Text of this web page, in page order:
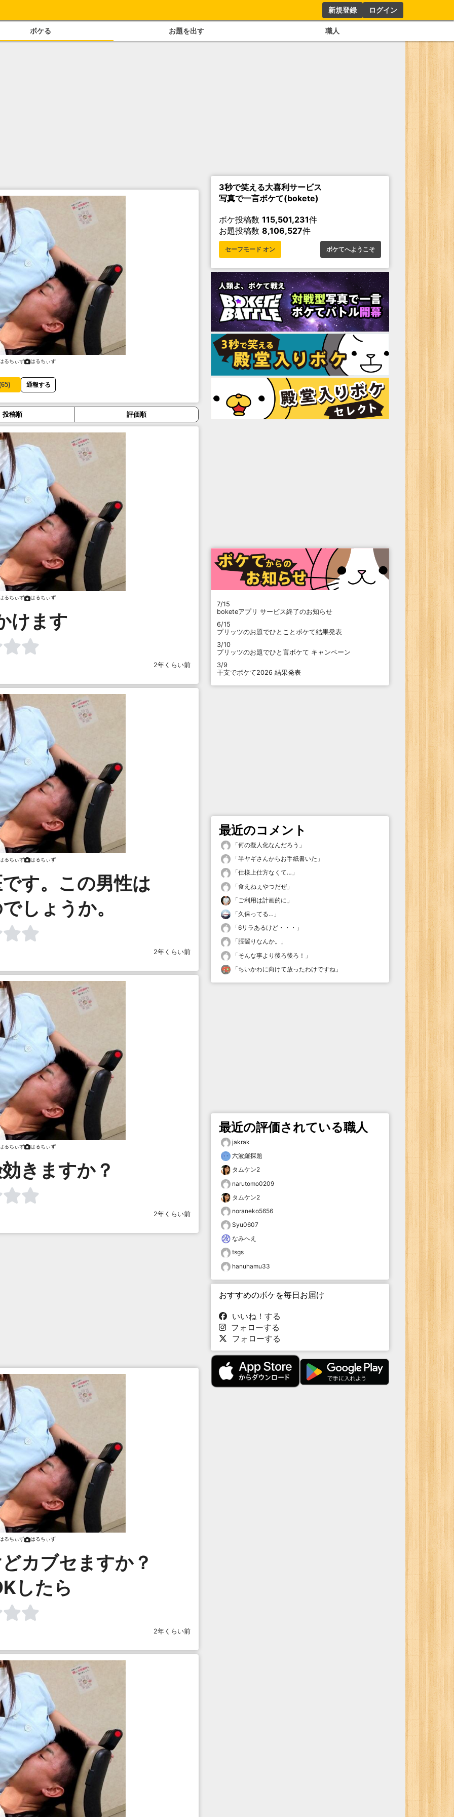
新規登録 ログイン
ボケる お題を出す 職人
るちぃず はるちぃず
65) 通報する
投稿順 評価順
るちぃず はるちぃず
けます
2年くらい前
るちぃず はるちぃず
す。この男性は
しょうか。
2年くらい前
るちぃず はるちぃず
きますか？
2年くらい前
るちぃず はるちぃず
カブセますか？
したら
2年くらい前
3秒で笑える大喜利サービス
写真で一言ボケて(bokete)
ボケ投稿数 115,501,231件
お題投稿数 8,106,527件
セーフモード オン ボケてへようこそ
7/15
boketeアプリ サービス終了のお知らせ
6/15
プリッツのお題でひとことボケて結果発表
3/10
プリッツのお題でひと言ボケて キャンペーン
3/9
干支でボケて2026 結果発表
最近のコメント
「何の擬人化なんだろう 」
「半ヤギさんからお手紙書いた 」
「仕様上仕方なくて… 」
「食えねぇやつだぜ」
「 ご利用は計画的に 」
「久保ってる… 」
「6リラあるけど・・・ 」
「脛齧りなんか。
」
「そんな事より後ろ後ろ！ 」
「ちいかわに向けて放ったわけですね 」
最近の評価されている職人
jakrak
六波羅探題
タムケン2
narutomo0209
タムケン2
noraneko5656
Syu0607
なみへえ
tsgs
hanuhamu33
おすすめのボケを毎日お届け
いいね！する
フォローする
フォローする